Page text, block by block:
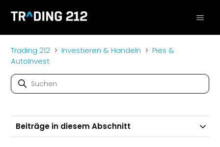
Trading 212 Investieren & Handeln
Pies &
AutoInvest
Beiträge in diesem Abschnitt